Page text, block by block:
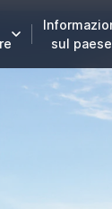
sul paese